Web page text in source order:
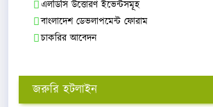
এলডিসি উত্তোরণ ইভেন্টসমূহ
বাংলাদেশ ডেভলাপমেন্ট ফোরাম
চাকরির আবেদন
জরুরি হটলাইন